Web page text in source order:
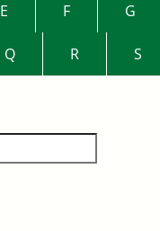
E F G
Q R S